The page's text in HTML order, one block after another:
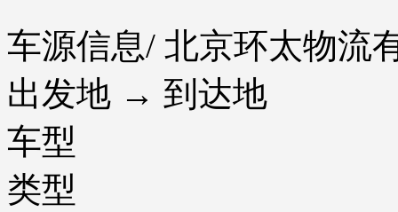
车源信息/ 北京环太物流
出发地 → 到达地
车型
类型